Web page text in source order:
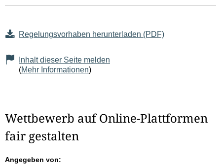
Regelungsvorhaben herunterladen (PDF)
Inhalt dieser Seite melden
(Mehr Informationen)
Wettbewerb auf Online-Plattformen
fair gestalten
Angegeben von: